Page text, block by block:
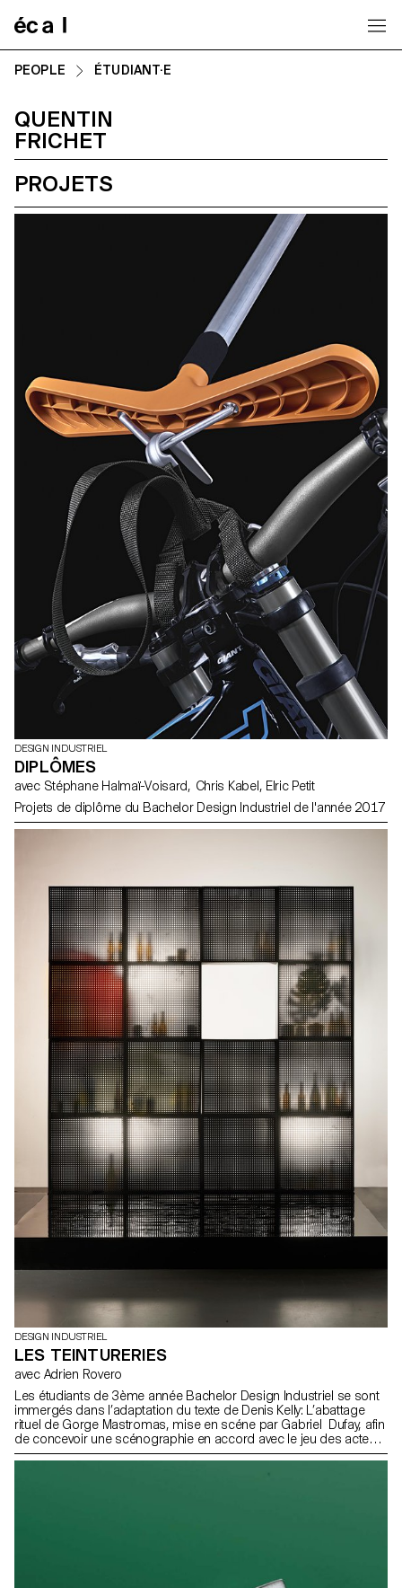
PEOPLE ÉTUDIANT·E
QUENTIN
FRICHET
PROJETS
DESIGN INDUSTRIEL
DIPLÔMES
avec Stéphane Halmaï-Voisard, Chris Kabel, Elric Petit
Projets de diplôme du Bachelor Design Industriel de l'année 2017
DESIGN INDUSTRIEL
LES TEINTURERIES
avec Adrien Rovero
Les étudiants de 3ème année Bachelor Design Industriel se sont
immergés dans l’adaptation du texte de Denis Kelly: L’abattage
rituel de Gorge Mastromas, mise en scéne par Gabriel Dufay, afin
de concevoir une scénographie en accord avec le jeu des acteurs
et grâce à des moyens simples et perceptibles par le public.